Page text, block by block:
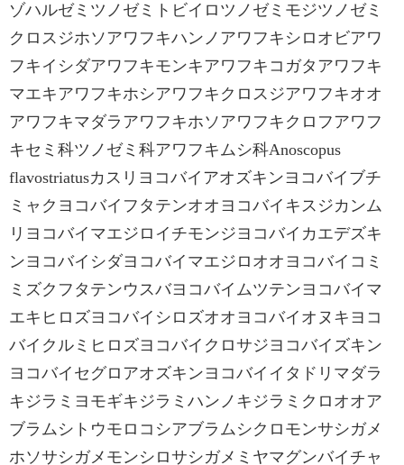
ゾハルゼミツノゼミトビイロツノゼミモジツノゼミ
クロスジホソアワフキハンノアワフキシロオビアワ
フキイシダアワフキモンキアワフキコガタアワフキ
マエキアワフキホシアワフキクロスジアワフキオオ
アワフキマダラアワフキホソアワフキクロフアワフ
キセミ科ツノゼミ科アワフキムシ科Anoscopus
flavostriatusカスリヨコバイアオズキンヨコバイブチ
ミャクヨコバイフタテンオオヨコバイキスジカンム
リヨコバイマエジロイチモンジヨコバイカエデズキ
ンヨコバイシダヨコバイマエジロオオヨコバイコミ
ミズクフタテンウスバヨコバイムツテンヨコバイマ
エキヒロズヨコバイシロズオオヨコバイオヌキヨコ
バイクルミヒロズヨコバイクロサジヨコバイズキン
ヨコバイセグロアオズキンヨコバイイタドリマダラ
キジラミヨモギキジラミハンノキジラミクロオオア
ブラムシトウモロコシアブラムシクロモンサシガメ
ホソサシガメモンシロサシガメミヤマグンバイチャ